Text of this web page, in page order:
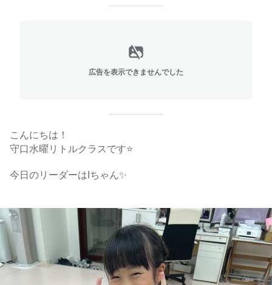
広告を表示できませんでした
こんにちは！
守口水曜リトルクラスです⭐️
今日のリーダーはIちゃん✨